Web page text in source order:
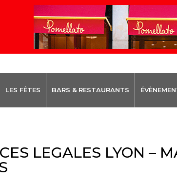
LES FÊTES BARS & RESTAURANTS
LEGALES LYON –